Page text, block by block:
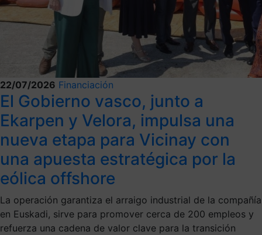
22/07/2026 Financiación
El Gobierno vasco, junto a
Ekarpen y Velora, impulsa una
nueva etapa para Vicinay con
una apuesta estratégica por la
eólica offshore
La operación garantiza el arraigo industrial de la compañía
en Euskadi, sirve para promover cerca de 200 empleos y
refuerza una cadena de valor clave para la transición